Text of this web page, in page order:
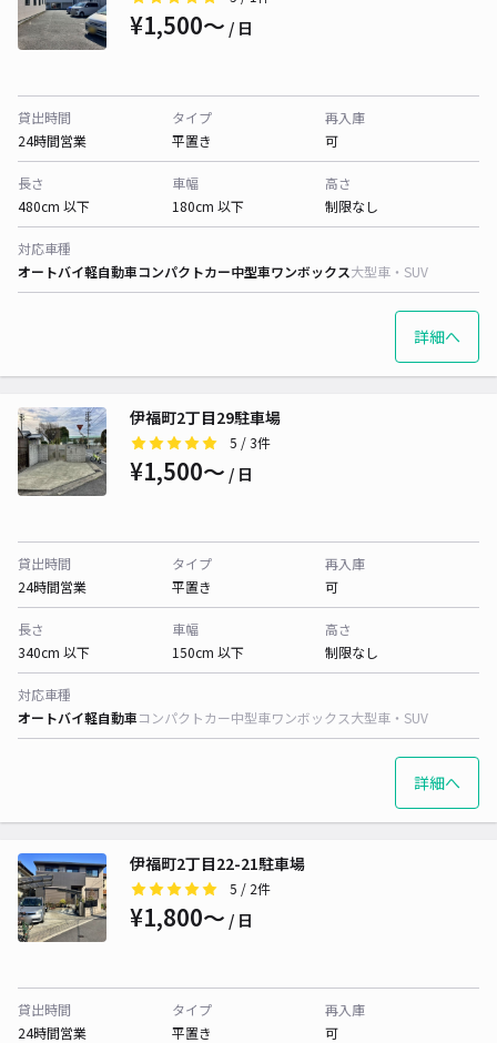
¥1,500〜 / 日
貸出時間
24時間営業
タイプ
平置き
再入庫
可
長さ
480cm 以下
車幅
180cm 以下
高さ
制限なし
対応車種
オートバイ軽自動車コンパクトカー中型車ワンボックス大型車・SUV
詳細へ
伊福町2丁目29駐車場
5 / 3件
¥1,500〜 / 日
貸出時間
24時間営業
タイプ
平置き
再入庫
可
長さ
340cm 以下
車幅
150cm 以下
高さ
制限なし
対応車種
オートバイ軽自動車コンパクトカー中型車ワンボックス大型車・SUV
詳細へ
伊福町2丁目22-21駐車場
5 / 2件
¥1,800〜 / 日
貸出時間
24時間営業
タイプ
平置き
再入庫
可